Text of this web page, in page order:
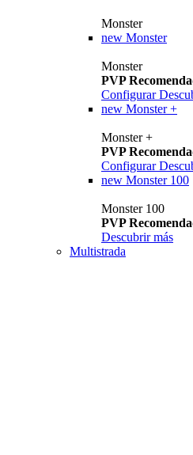
Monster
new Monster
Monster
PVP
Configurar
new Monster +
Monster +
PVP
Configurar
new Monster 100
Monster 100
PVP
Descubrir más
Multistrada